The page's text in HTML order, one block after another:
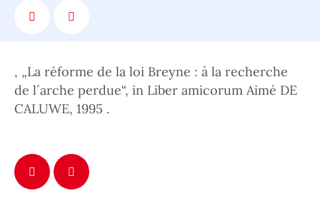
, „La réforme de la loi Breyne : à la recherche
de l´arche perdue“, in Liber amicorum Aimé DE
CALUWE, 1995 .